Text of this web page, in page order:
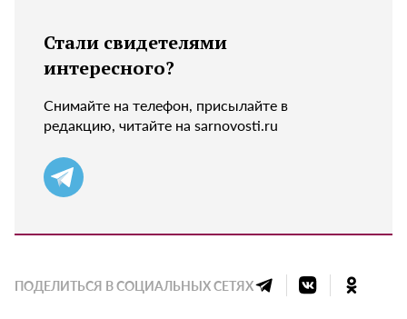
Стали свидетелями
интересного?
Снимайте на телефон, присылайте в
редакцию, читайте на sarnovosti.ru
ПОДЕЛИТЬСЯ В СОЦИАЛЬНЫХ СЕТЯХ